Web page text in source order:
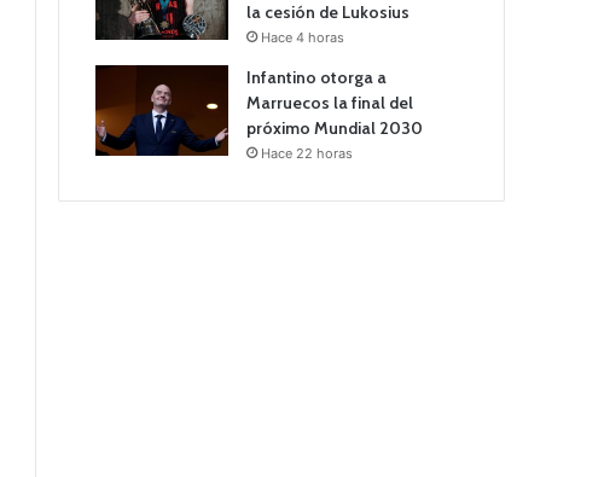
la cesión de Lukosius
Hace 4 horas
Infantino otorga a
Marruecos la final del
próximo Mundial 2030
Hace 22 horas